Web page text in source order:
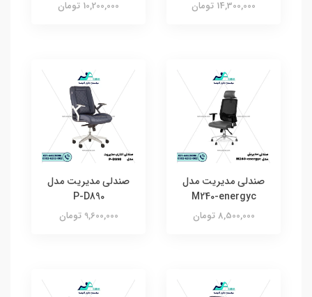
14,300,000 تومان 10,200,000 تومان
صندلی مدیریت مدل
M240-energyc
8,500,000 تومان
صندلی مدیریت مدل
P-D890
9,600,000 تومان